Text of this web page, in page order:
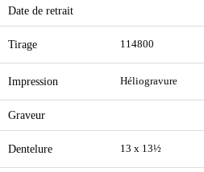
Date de retrait
Tirage 114800
Impression Héliogravure
Graveur
Dentelure 13 x 13½